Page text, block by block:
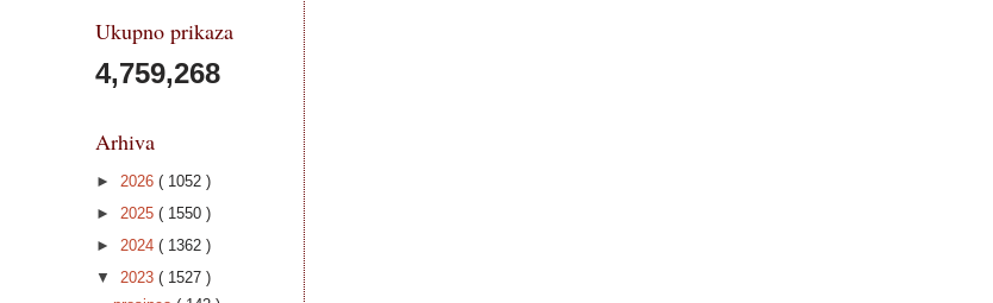
Ukupno prikaza
4,759,268
Arhiva
► 2026 ( 1052 )
► 2025 ( 1550 )
► 2024 ( 1362 )
▼ 2023 ( 1527 )